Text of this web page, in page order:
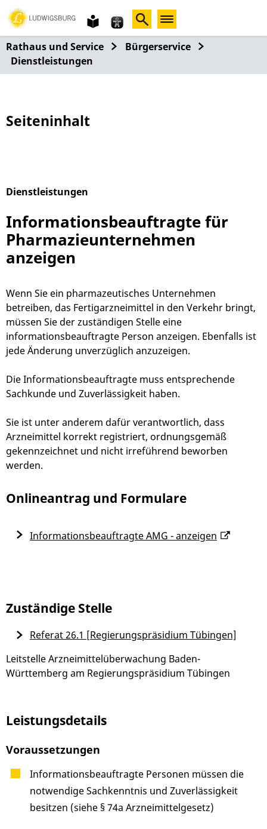
Gebärdensprache
leichte
Sprache
Rathaus und Service
Bürgerservice
Dienstleistungen
Seiteninhalt
Dienstleistungen
Informationsbeauftragte für
Pharmazieunternehmen
anzeigen
Wenn Sie ein pharmazeutisches Unternehmen
betreiben, das Fertigarzneimittel in den Verkehr bringt,
müssen Sie der zuständigen Stelle eine
informationsbeauftragte Person anzeigen. Ebenfalls ist
jede Änderung unverzüglich anzuzeigen.
Die Informationsbeauftragte muss entsprechende
Sachkunde und Zuverlässigkeit haben.
Sie ist unter anderem dafür verantwortlich, dass
Arzneimittel korrekt registriert, ordnungsgemäß
gekennzeichnet und nicht irreführend beworben
werden.
Onlineantrag und Formulare
Informationsbeauftragte AMG - anzeigen
Zuständige Stelle
Leitstelle Arzneimittelüberwachung Baden-
Württemberg am Regierungspräsidium Tübingen
Referat 26.1 [Regierungspräsidium Tübingen]
Leistungsdetails
Voraussetzungen
Informationsbeauftragte Personen müssen die
notwendige Sachkenntnis und Zuverlässigkeit
besitzen (siehe § 74a Arzneimittelgesetz)